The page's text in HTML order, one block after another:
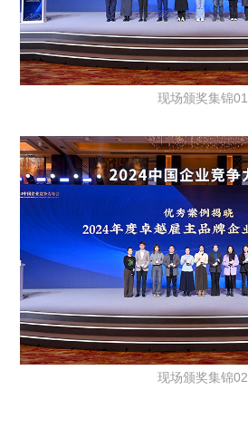
现场颁奖集锦01
现场颁奖集锦02